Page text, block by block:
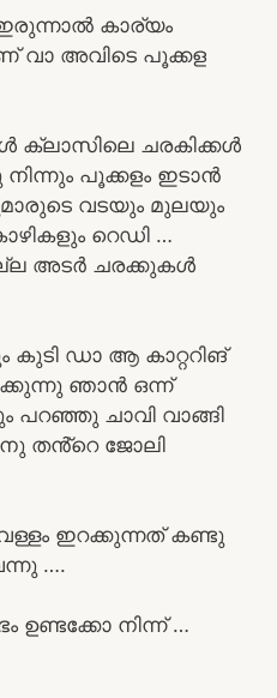
ഇരുന്നാൽ കാര്യം
വാ അവിടെ പൂക്കള
ക്ലാസിലെ ചരകിക്കൾ
പൂക്കളം ഇടാൻ
വടയും മുലയും
റെഡി …
അടർ ചരക്കുകൾ
ഡാ ആ കാറ്ററിങ്
ഞാൻ ഒന്ന്
ചാവി വാങ്ങി
തൻ്റെ ജോലി
ഇറക്കുന്നത് കണ്ടു
….
ഉണ്ടക്കോ നിന്ന് …